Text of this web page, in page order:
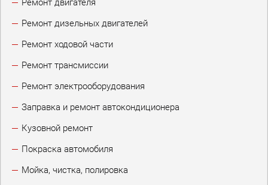
Ремонт двигателя
Ремонт дизельных двигателей
Ремонт ходовой части
Ремонт трансмиссии
Ремонт электрооборудования
Заправка и ремонт автокондиционера
Кузовной ремонт
Покраска автомобиля
Мойка, чистка, полировка